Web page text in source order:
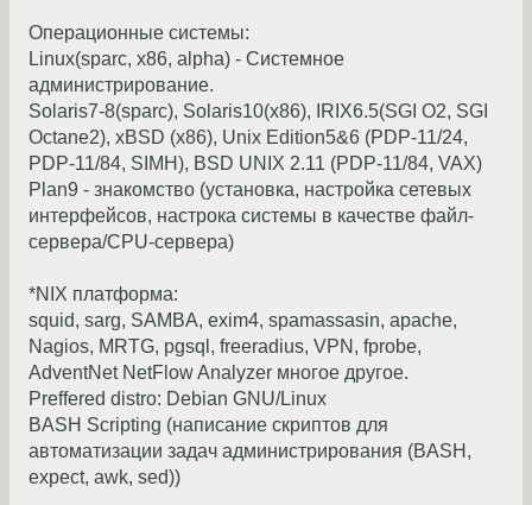
Операционные системы:
Linux(sparc, x86, alpha) - Системное
администрирование.
Solaris7-8(sparc), Solaris10(x86), IRIX6.5(SGI O2, SGI
Octane2), xBSD (x86), Unix Edition5&6 (PDP-11/24,
PDP-11/84, SIMH), BSD UNIX 2.11 (PDP-11/84, VAX)
Plan9 - знакомство (установка, настройка сетевых
интерфейсов, настрока системы в качестве файл-
сервера/CPU-сервера)
*NIX платформа:
squid, sarg, SAMBA, exim4, spamassasin, apache,
Nagios, MRTG, pgsql, freeradius, VPN, fprobe,
AdventNet NetFlow Analyzer многое другое.
Preffered distro: Debian GNU/Linux
BASH Scripting (написание скриптов для
автоматизации задач администрирования (BASH,
expect, awk, sed))